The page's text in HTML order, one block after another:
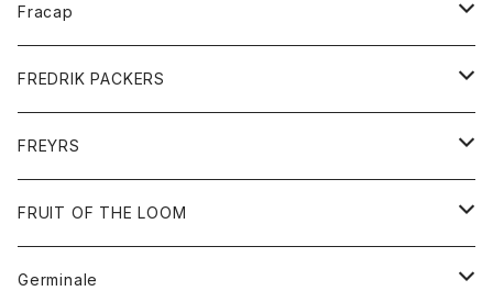
Tシャツ
ニット
Fracap
グッズ
靴
FREDRIK PACKERS
アクセサリー
バッグ
FREYRS
サングラス
FRUIT OF THE LOOM
アウター
Germinale